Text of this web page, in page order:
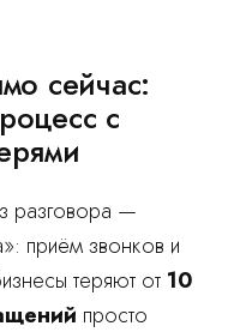
сейчас:
с
разговора —
приём звонков и
теряют от 10
просто